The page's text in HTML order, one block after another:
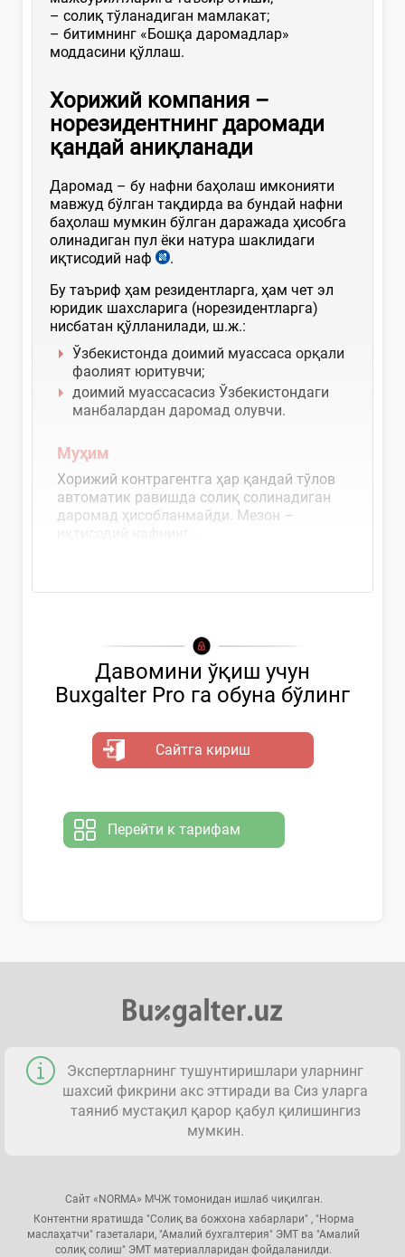
– солиқ тўланадиган мамлакат;
– битимнинг «Бошқа даромадлар»
моддасини қўллаш.
Хорижий компания –
норезидентнинг даромади
қандай аниқланади
Даромад – бу нафни баҳолаш имконияти
мавжуд бўлган тақдирда ва бундай нафни
баҳолаш мумкин бўлган даражада ҳисобга
олинадиган пул ёки натура шаклидаги
иқтисодий наф
.
Бу таъриф ҳам резидентларга, ҳам чет эл
юридик шахсларига (норезидентларга)
нисбатан қўлланилади, ш.ж.:
Ўзбекистонда доимий муассаса орқали
фаолият юритувчи;
доимий муассасасиз Ўзбекистондаги
манбалардан даромад олувчи.
Муҳим
Хорижий контрагентга ҳар қандай тўлов
автоматик равишда солиқ солинадиган
даромад ҳисобланмайди. Мезон –
Давомини ўқиш учун
Buxgalter Pro га обуна бўлинг
Сайтга кириш
Перейти к тарифам
Экспертларнинг тушунтиришлари уларнинг
шахсий фикрини акс эттиради ва Сиз уларга
таяниб мустақил қарор қабул қилишингиз
мумкин.
Сайт «NORMA» МЧЖ томонидан ишлаб чиқилган.
Контентни яратишда "Солиқ ва божхона хабарлари" , "Норма
маслаҳатчи" газеталари, "Амалий бухгалтерия" ЭМТ ва "Амалий
солиқ солиш" ЭМТ материалларидан фойдаланилди.